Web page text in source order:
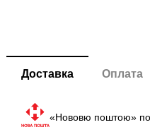
Доставка Оплата
«Нововю поштою» по